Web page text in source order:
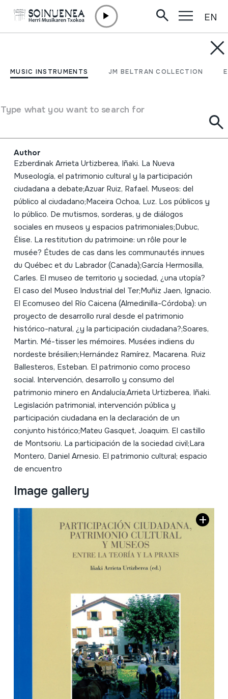
MUSIC INSTRUMENTS JM BELTRAN COLLECTION
Type what you want to search for
EN
Participación ciudadana,
museos; Entre la teoría y
Author
Ezberdinak Arrieta Urtizberea, Iñaki. La Nueva
Museología, el patrimonio cultural y la participación
ciudadana a debate;Azuar Ruiz, Rafael. Museos: del
público al ciudadano;Maceira Ochoa, Luz. Los públicos y
lo público. De mutismos, sorderas, y de diálogos
sociales en museos y espacios patrimoniales;Dubuc,
Élise. La restitution du patrimoine: un rôle pour le
musée? Études de cas dans les communautés innues
du Québec et du Labrador (Canada);García Hermosilla,
Carles. El museo de territorio y sociedad, ¿una utopía?
El caso del Museo Industrial del Ter;Muñiz Jaen, Ignacio.
El Ecomuseo del Río Caicena (Almedinilla-Córdoba): un
proyecto de desarrollo rural desde el patrimonio
histórico-natural, ¿y la participación ciudadana?;Soares,
Martin. Mé-tisser les mémoires. Musées indiens du
nordeste brésilien;Hernández Ramírez, Macarena. Ruiz
Ballesteros, Esteban. El patrimonio como proceso
social. Intervención, desarrollo y consumo del
patrimonio minero en Andalucía;Arrieta Urtizberea, Iñaki.
Legislación patrimonial, intervención pública y
participación ciudadana en la declaración de un
conjunto histórico;Mateu Gasquet, Joaquim. El castillo
de Montsoriu. La participación de la sociedad civil;Lara
Montero, Daniel Arnesio. El patrimonio cultural; espacio
de encuentro
Image gallery